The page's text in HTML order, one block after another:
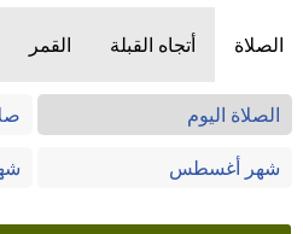
الصلاة أتجاه القبلة القمر
الصلاة اليوم
شهر أغسطس